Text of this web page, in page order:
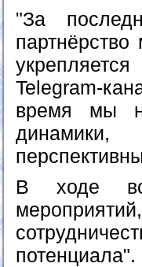
"За
Telegram-
время мы
В ходе
потенциала".